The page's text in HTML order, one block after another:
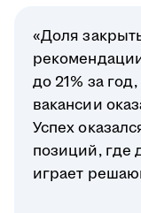
«Доля
до 21% за
вакансии
Успех
позиций, где
играет